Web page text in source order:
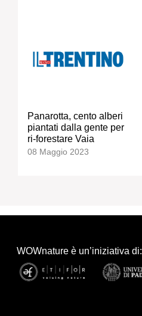
Panarotta, cento alberi
piantati dalla gente per
ri-forestare Vaia
08 Maggio 2023
WOWnature è un’iniziativa di: